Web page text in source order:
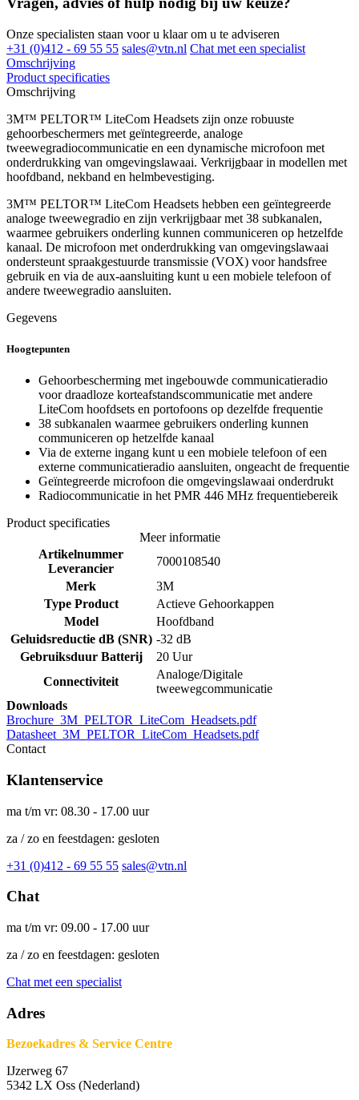
Onze specialisten staan voor u klaar om u te adviseren
+31 (0)412 - 69 55 55 sales@vtn.nl Chat met een specialist
Omschrijving
Product specificaties
Omschrijving
3M™ PELTOR™ LiteCom Headsets zijn onze robuuste
gehoorbeschermers met geïntegreerde, analoge
tweewegradiocommunicatie en een dynamische microfoon met
onderdrukking van omgevingslawaai. Verkrijgbaar in modellen met
hoofdband, nekband en helmbevestiging.
3M™ PELTOR™ LiteCom Headsets hebben een geïntegreerde
analoge tweewegradio en zijn verkrijgbaar met 38 subkanalen,
waarmee gebruikers onderling kunnen communiceren op hetzelfde
kanaal. De microfoon met onderdrukking van omgevingslawaai
ondersteunt spraakgestuurde transmissie (VOX) voor handsfree
gebruik en via de aux-aansluiting kunt u een mobiele telefoon of
andere tweewegradio aansluiten.
Gegevens
Hoogtepunten
Gehoorbescherming met ingebouwde communicatieradio
voor draadloze korteafstandscommunicatie met andere
LiteCom hoofdsets en portofoons op dezelfde frequentie
38 subkanalen waarmee gebruikers onderling kunnen
communiceren op hetzelfde kanaal
Via de externe ingang kunt u een mobiele telefoon of een
externe communicatieradio aansluiten, ongeacht de frequentie
Geïntegreerde microfoon die omgevingslawaai onderdrukt
Radiocommunicatie in het PMR 446 MHz frequentiebereik
Product specificaties
Meer informatie
Artikelnummer
Leverancier
7000108540
Merk
3M
Type Product
Actieve Gehoorkappen
Model
Hoofdband
Geluidsreductie dB (SNR) -32 dB
Gebruiksduur Batterij
20 Uur
Connectiviteit
Analoge/Digitale
tweewegcommunicatie
Downloads
Brochure_3M_PELTOR_LiteCom_Headsets.pdf
Datasheet_3M_PELTOR_LiteCom_Headsets.pdf
Contact
Klantenservice
ma t/m vr: 08.30 - 17.00 uur
za / zo en feestdagen: gesloten
+31 (0)412 - 69 55 55 sales@vtn.nl
Chat
ma t/m vr: 09.00 - 17.00 uur
za / zo en feestdagen: gesloten
Chat met een specialist
Adres
Bezoekadres & Service Centre
IJzerweg 67
5342 LX Oss (Nederland)